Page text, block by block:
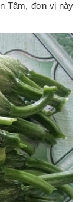
Tâm, đơn vị này